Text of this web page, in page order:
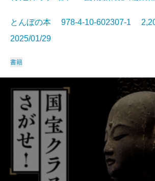
とんぼの本 978-4-10-602307-1
2025/01/29
書籍